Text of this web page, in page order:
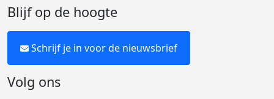
Blijf op de hoogte
Schrijf je in voor de nieuwsbrief
Volg ons